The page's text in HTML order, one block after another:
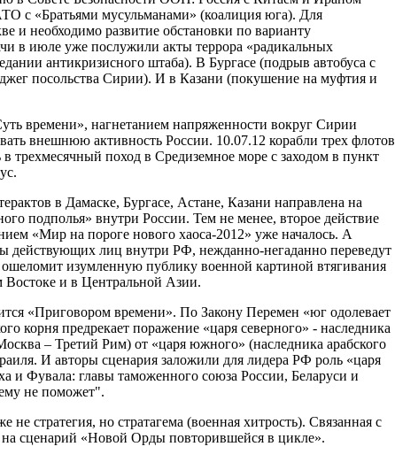
с «Братьями мусульманами» (коалиция юга). Для
и необходимо развитие обстановки по варианту
в июле уже послужили акты террора «радикальных
антикризисного штаба). В Бургасе (подрыв автобуса с
посольства Сирии). И в Казани (покушение на муфтия и
времени», нагнетанием напряженности вокруг Сирии
внешнюю активность России. 10.07.12 корабли трех флотов
поход в Средиземное море с заходом в пункт
в Дамаске, Бургасе, Астане, Казани направлена на
подполья» внутри России. Тем не менее, второе действие
«Мир на пороге нового хаоса-2012» уже началось. А
действующих лиц внутри РФ, нежданно-негаданно переведут
ошеломит изумленную публику военной картиной втягивания
и в Центральной Азии.
«Приговором времени». По Закону Перемен «юг одолевает
корня предрекает поражение «царя северного» - наследника
– Третий Рим) от «царя южного» (наследника арабского
И авторы сценария заложили для лидера РФ роль «царя
и Фувала: главы таможенного союза России, Беларуси и
не поможет".
стратегия, но стратагема (военная хитрость). Связанная с
сценарий «Новой Орды повторившейся в цикле».